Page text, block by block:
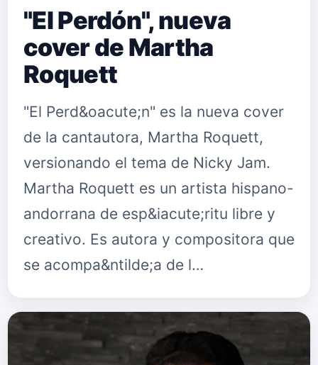
"El Perdón", nueva
cover de Martha
Roquett
"El Perd&oacute;n" es la nueva cover
de la cantautora, Martha Roquett,
versionando el tema de Nicky Jam.
Martha Roquett es un artista hispano-
andorrana de esp&iacute;ritu libre y
creativo. Es autora y compositora que
se acompa&ntilde;a de l…